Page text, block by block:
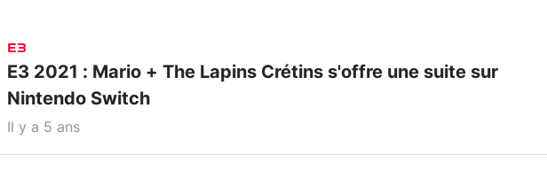
E3
E3 2021 : Mario + The Lapins Crétins s'offre une suite sur
Nintendo Switch
Il y a 5 ans